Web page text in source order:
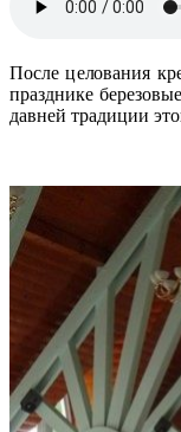
После целования
празднике
давней традиции